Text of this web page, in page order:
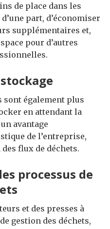
de place dans les
part, d’économiser
supplémentaires et,
pour d’autres
sont également plus
en attendant la
avantage
de l’entreprise,
flux de déchets.
processus de
et des presses à
gestion des déchets,